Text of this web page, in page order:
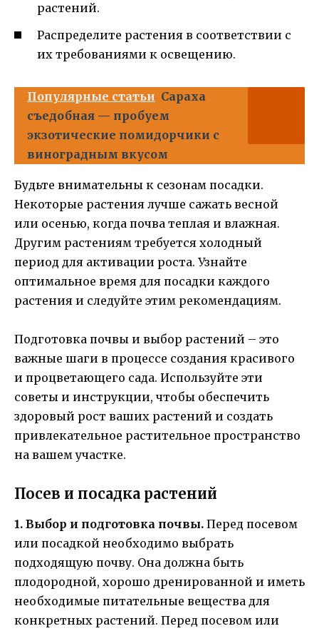
растений.
Распределите растения в соответствии с
их требованиями к освещению.
Популярные статьи Сараха
съедобная — пробуем
экзотические помидорчики с
виноградным вкусом
Будьте внимательны к сезонам посадки.
Некоторые растения лучше сажать весной
или осенью, когда почва теплая и влажная.
Другим растениям требуется холодный
период для активации роста. Узнайте
оптимальное время для посадки каждого
растения и следуйте этим рекомендациям.
Подготовка почвы и выбор растений – это
важные шаги в процессе создания красивого
и процветающего сада. Используйте эти
советы и инструкции, чтобы обеспечить
здоровый рост ваших растений и создать
привлекательное растительное пространство
на вашем участке.
Посев и посадка растений
1. Выбор и подготовка почвы. Перед посевом
или посадкой необходимо выбрать
подходящую почву. Она должна быть
плодородной, хорошо дренированной и иметь
необходимые питательные вещества для
конкретных растений. Перед посевом или